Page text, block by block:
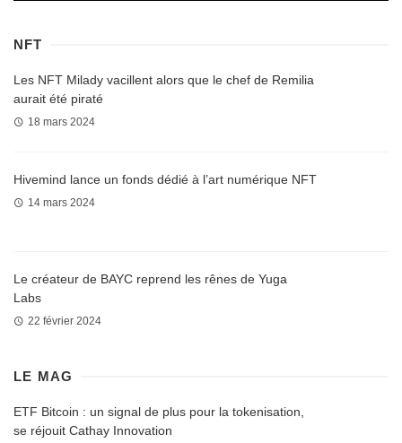
NFT
Les NFT Milady vacillent alors que le chef de Remilia
aurait été piraté
18 mars 2024
Hivemind lance un fonds dédié à l’art numérique NFT
14 mars 2024
Le créateur de BAYC reprend les rênes de Yuga
Labs
22 février 2024
LE MAG
ETF Bitcoin : un signal de plus pour la tokenisation,
se réjouit Cathay Innovation